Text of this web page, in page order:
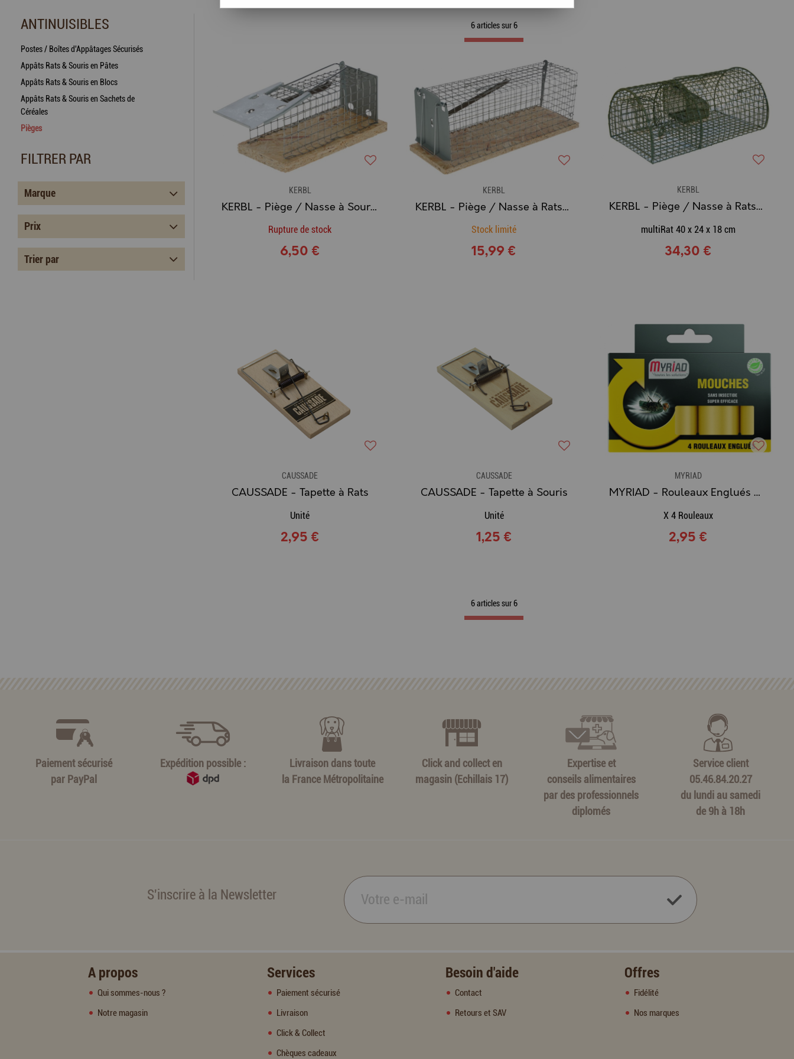
ANTINUISIBLES
Postes / Boîtes d'Appâtages Sécurisés
Appâts Rats & Souris en Pâtes
Appâts Rats & Souris en Blocs
Appâts Rats & Souris en Sachets de
Céréales
Pièges
FILTRER PAR
Marque
Prix
Trier par
6 articles sur 6
KERBL
KERBL - Piège / Nasse à Souris Luna
Rupture de stock
6,50 €
KERBL
KERBL - Piège / Nasse à Rats Luna
Stock limité
15,99 €
KERBL
KERBL - Piège / Nasse à Rats ALIVE (40 x 24 x 18 cm)
multiRat 40 x 24 x 18 cm
34,30 €
CAUSSADE
CAUSSADE - Tapette à Rats
Unité
2,95 €
CAUSSADE
CAUSSADE - Tapette à Souris
Unité
1,25 €
MYRIAD
MYRIAD - Rouleaux Englués Mouches (x4)
X 4 Rouleaux
2,95 €
6 articles sur 6
Paiement sécurisé
par PayPal
Expédition possible :
Livraison dans toute
la France Métropolitaine
Click and collect en
magasin (Echillais 17)
Expertise et
conseils alimentaires
par des professionnels
diplomés
Service client
05.46.84.20.27
du lundi au samedi
de 9h à 18h
S'inscrire à la Newsletter
A propos
Qui sommes-nous ?
Notre magasin
Services
Paiement sécurisé
Livraison
Click & Collect
Chèques cadeaux
Besoin d'aide
Contact
Retours et SAV
Offres
Fidélité
Nos marques